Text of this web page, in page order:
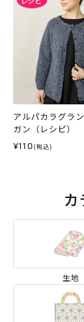
アルパカラグラ
ガン（レシピ）
¥110 (税込)
生地